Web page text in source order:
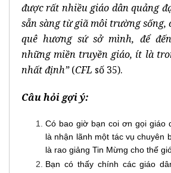
được rất nhiều giáo dân quảng
sẵn sàng từ giã môi trường sống,
quê hương sứ sở mình, để
những miền truyền giáo, ít là
nhất định”(CFL số 35).
Câu hỏi gợi ý:
Có bao giờ bạn coi ơn gọi giáo
là nhận lãnh một tác vụ chuyên
là rao giảng Tin Mừng cho thế
Bạn có thấy chính các giáo